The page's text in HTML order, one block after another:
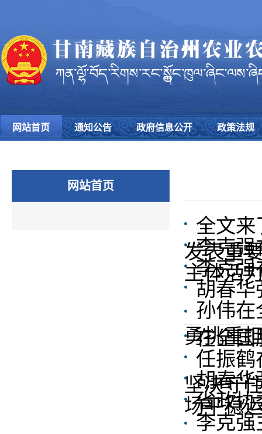
网站首页 通知公告 政府信息公开 政策法规
网站首页
全文来
发表重
李克强
主体活
李克强
胡春华
孙伟在
勇挑重
在全国
任振
坚决守
胡春
场平稳
省政协
李克强